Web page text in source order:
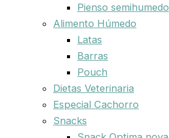
Pienso semihumedo
Alimento Húmedo
Latas
Barras
Pouch
Dietas Veterinaria
Especial Cachorro
Snacks